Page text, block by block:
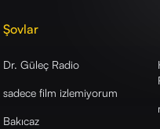
Şovlar
Dr. Güleç Radio
sadece film izlemiyorum
Bakıcaz